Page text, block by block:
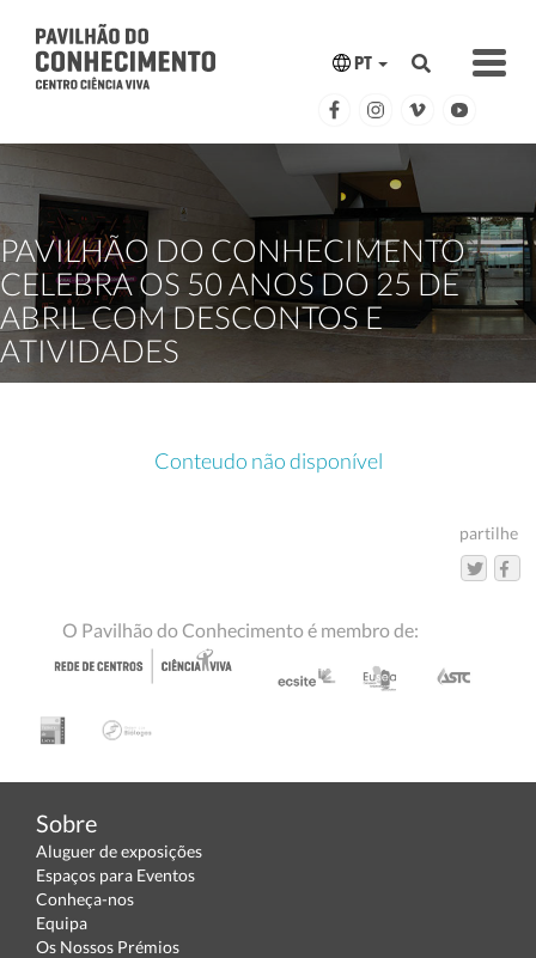
PT
PAVILHÃO DO CONHECIMENTO
CELEBRA OS 50 ANOS DO 25 DE
ABRIL COM DESCONTOS E
ATIVIDADES
Conteudo não disponível
partilhe
O Pavilhão do Conhecimento é membro de:
Sobre
Aluguer de exposições
Espaços para Eventos
Conheça-nos
Equipa
Os Nossos Prémios